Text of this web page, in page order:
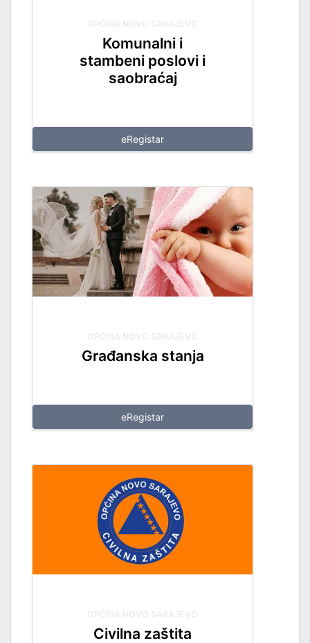
Komunalni i
stambeni poslovi i
saobraćaj
eRegistar
Građanska stanja
eRegistar
Civilna zaštita